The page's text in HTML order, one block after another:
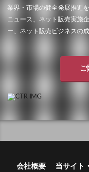
業界・市場の健全発展推進
ニュース、ネット販売実施
ー、ネット販売ビジネスの
ご
会社概要 当サイト